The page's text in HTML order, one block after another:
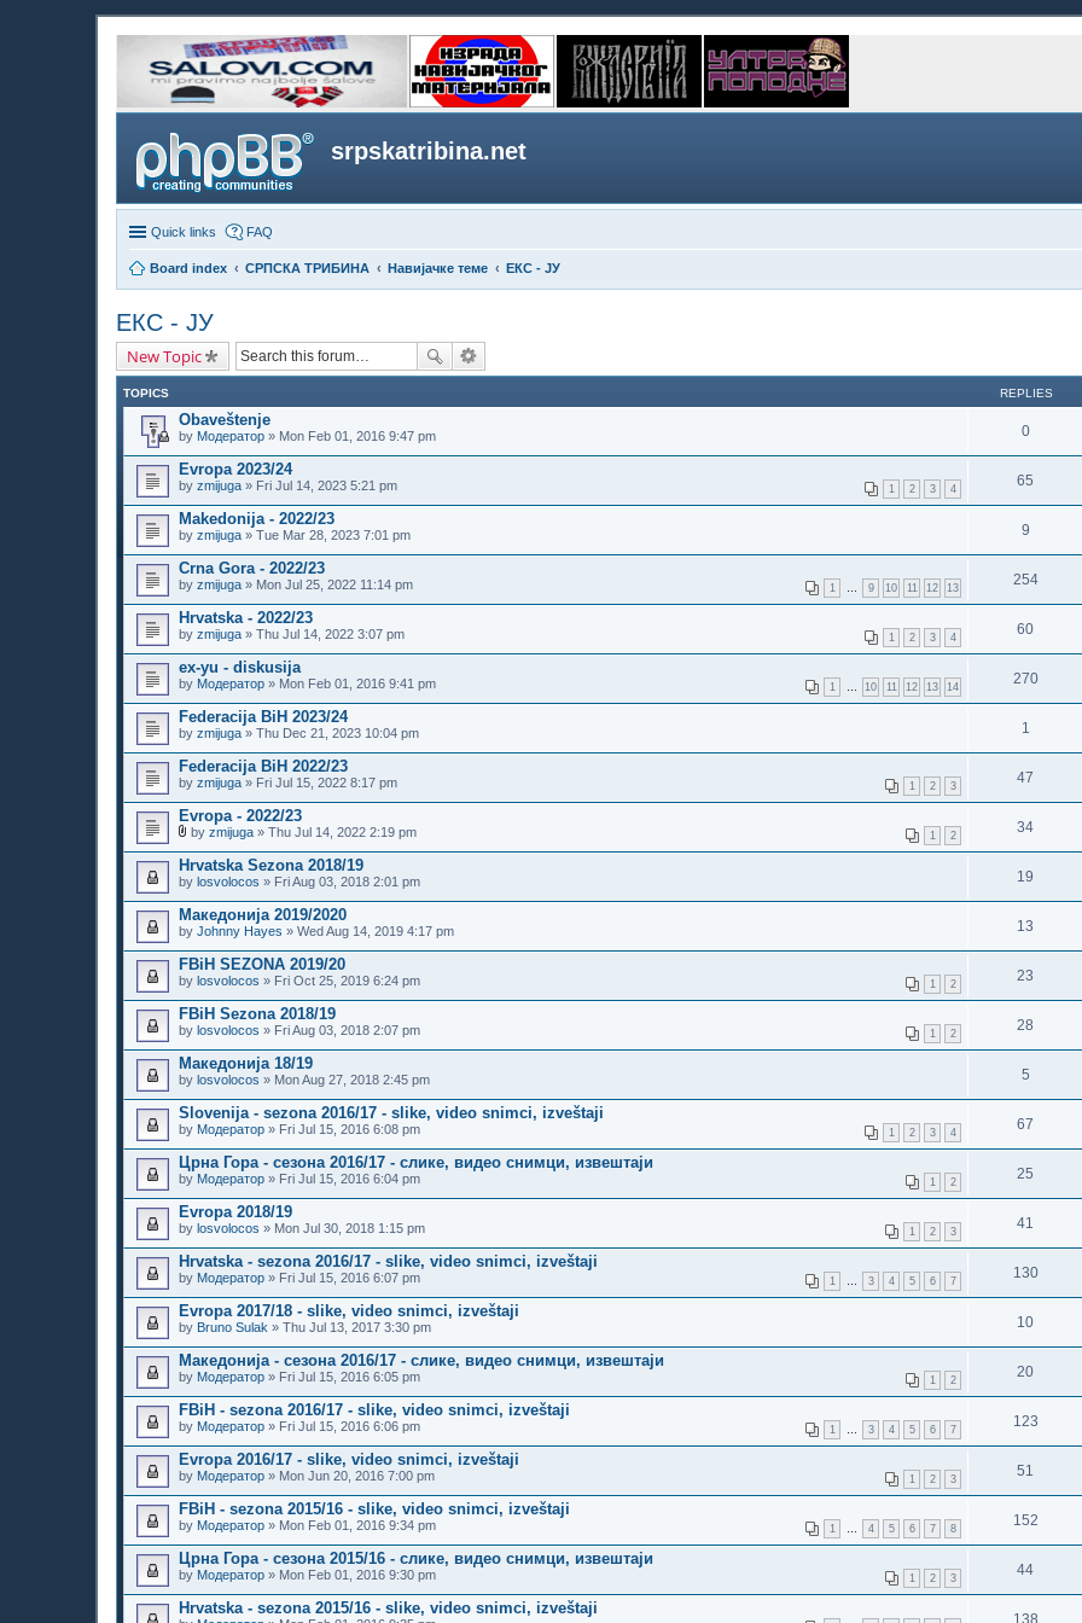
srpskatribina.net
Quick links FAQ
Board index СРПСКА ТРИБИНА Навијачке теме ЕКС - ЈУ
ЕКС - ЈУ
New Topic
TOPICS REPLIES
Obaveštenje
by Модератор » Mon Feb 01, 2016 9:47 pm 0
Evropa 2023/24
1 2 3 4
by zmijuga » Fri Jul 14, 2023 5:21 pm 65
Makedonija - 2022/23
by zmijuga » Tue Mar 28, 2023 7:01 pm 9
Crna Gora - 2022/23
1 … 9 10 11 12 13
by zmijuga » Mon Jul 25, 2022 11:14 pm 254
Hrvatska - 2022/23
1 2 3 4
by zmijuga » Thu Jul 14, 2022 3:07 pm 60
ex-yu - diskusija
1 … 10 11 12 13 14
by Модератор » Mon Feb 01, 2016 9:41 pm 270
Federacija BiH 2023/24
by zmijuga » Thu Dec 21, 2023 10:04 pm 1
Federacija BiH 2022/23
1 2 3
by zmijuga » Fri Jul 15, 2022 8:17 pm 47
Evropa - 2022/23
1 2
t
t
a
c
h
m
n
t
(
s
)
by zmijuga » Thu Jul 14, 2022 2:19 pm 34
Hrvatska Sezona 2018/19
by losvolocos » Fri Aug 03, 2018 2:01 pm 19
Македонија 2019/2020
by Johnny Hayes » Wed Aug 14, 2019 4:17 pm 13
FBiH SEZONA 2019/20
1 2
by losvolocos » Fri Oct 25, 2019 6:24 pm 23
FBiH Sezona 2018/19
1 2
by losvolocos » Fri Aug 03, 2018 2:07 pm 28
Македонија 18/19
by losvolocos » Mon Aug 27, 2018 2:45 pm 5
Slovenija - sezona 2016/17 - slike, video snimci, izveštaji
1 2 3 4
by Модератор » Fri Jul 15, 2016 6:08 pm 67
Црна Гора - сезона 2016/17 - слике, видео снимци, извештаји
1 2
by Модератор » Fri Jul 15, 2016 6:04 pm 25
Evropa 2018/19
1 2 3
by losvolocos » Mon Jul 30, 2018 1:15 pm 41
Hrvatska - sezona 2016/17 - slike, video snimci, izveštaji
1 … 3 4 5 6 7
by Модератор » Fri Jul 15, 2016 6:07 pm 130
Evropa 2017/18 - slike, video snimci, izveštaji
by Bruno Sulak » Thu Jul 13, 2017 3:30 pm 10
Македонија - сезона 2016/17 - слике, видео снимци, извештаји
1 2
by Модератор » Fri Jul 15, 2016 6:05 pm 20
FBiH - sezona 2016/17 - slike, video snimci, izveštaji
1 … 3 4 5 6 7
by Модератор » Fri Jul 15, 2016 6:06 pm 123
Evropa 2016/17 - slike, video snimci, izveštaji
1 2 3
by Модератор » Mon Jun 20, 2016 7:00 pm 51
FBiH - sezona 2015/16 - slike, video snimci, izveštaji
1 … 4 5 6 7 8
by Модератор » Mon Feb 01, 2016 9:34 pm 152
Црна Гора - сезона 2015/16 - слике, видео снимци, извештаји
1 2 3
by Модератор » Mon Feb 01, 2016 9:30 pm 44
Hrvatska - sezona 2015/16 - slike, video snimci, izveštaji
138